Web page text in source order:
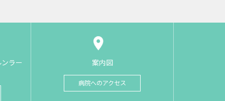
ラー 案内図
病院へのアクセス